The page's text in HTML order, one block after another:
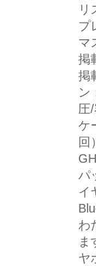
リ
プ
マ
掲
掲
ン
圧
ケ
回
パ
イ
わ
ま
ヤ